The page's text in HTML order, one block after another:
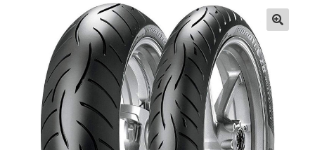
Däcktest
Märken
Om oss